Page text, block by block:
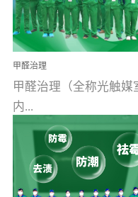
甲醛治理
甲醛治理（全称光触媒
内...
空气污染净化治理）工
文明的进步，创造了多姿